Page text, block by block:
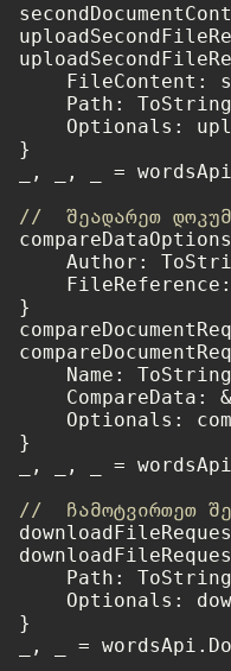
FileContent:
Path:
Optionals:
}
_, _, _ =
//  შეადარეთ
Author:
}
Name:
CompareData:
Optionals:
}
_, _, _ =
//  ჩამოტვირთეთ
Path:
Optionals:
}